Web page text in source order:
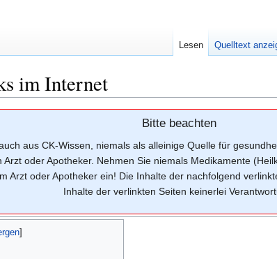
im Internet
Bitte beachten
aus CK-Wissen, niemals als alleinige Quelle für
oder Apotheker. Nehmen Sie niemals Medikamente
Arzt oder Apotheker ein! Die Inhalte der nachfolgend
Inhalte der verlinkten Seiten keinerlei
Lesen Quelltext